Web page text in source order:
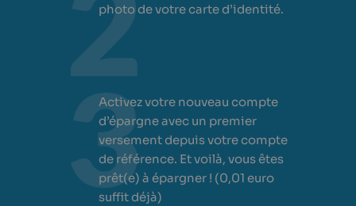
photo de votre carte d’identité.
Activez votre nouveau compte
d’épargne avec un premier
versement depuis votre compte
de référence. Et voilà, vous êtes
prêt(e) à épargner ! (0,01 euro
suffit déjà)